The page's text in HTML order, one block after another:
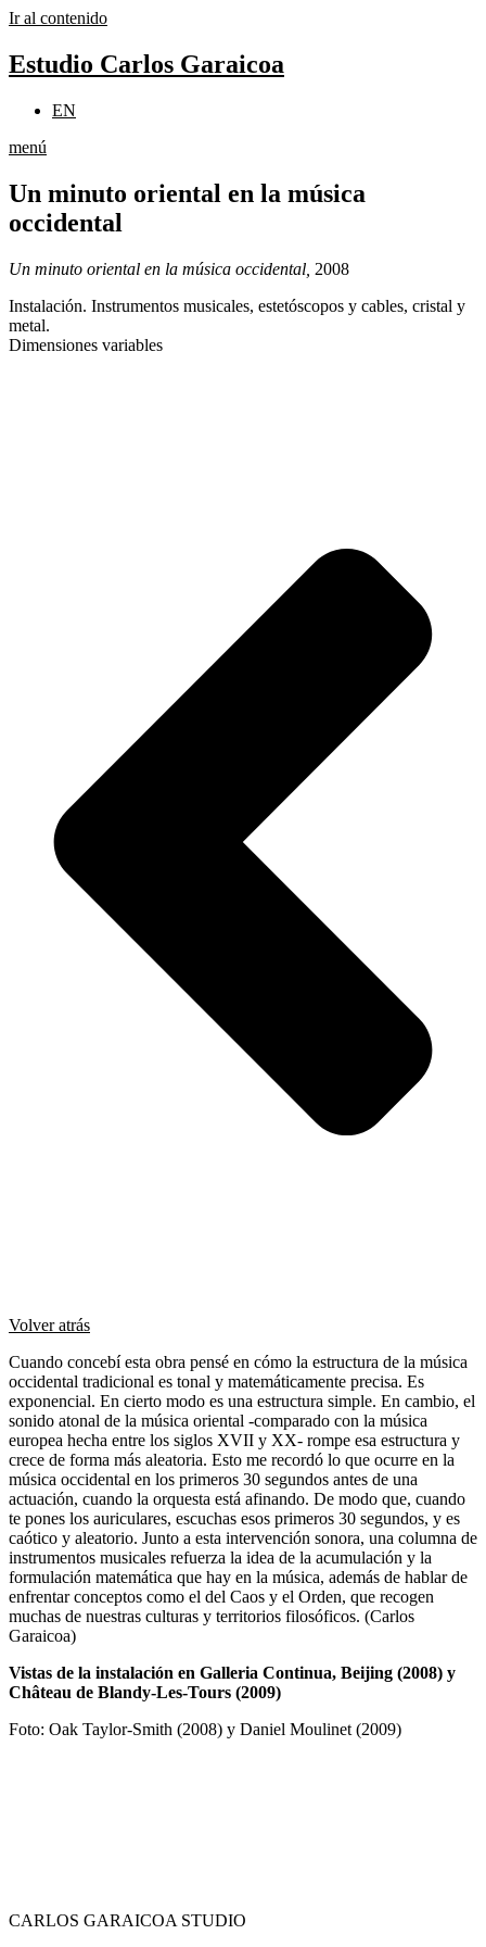
Ir al contenido
Estudio Carlos Garaicoa
EN
menú
Un minuto oriental en la música
occidental
Un minuto oriental en la música occidental, 2008
Instalación. Instrumentos musicales, estetóscopos y cables, cristal y
metal.
Dimensiones variables
Volver atrás
Cuando concebí esta obra pensé en cómo la estructura de la música
occidental tradicional es tonal y matemáticamente precisa. Es
exponencial. En cierto modo es una estructura simple. En cambio, el
sonido atonal de la música oriental -comparado con la música
europea hecha entre los siglos XVII y XX- rompe esa estructura y
crece de forma más aleatoria. Esto me recordó lo que ocurre en la
música occidental en los primeros 30 segundos antes de una
actuación, cuando la orquesta está afinando. De modo que, cuando
te pones los auriculares, escuchas esos primeros 30 segundos, y es
caótico y aleatorio. Junto a esta intervención sonora, una columna de
instrumentos musicales refuerza la idea de la acumulación y la
formulación matemática que hay en la música, además de hablar de
enfrentar conceptos como el del Caos y el Orden, que recogen
muchas de nuestras culturas y territorios filosóficos. (Carlos
Garaicoa)
Vistas de la instalación en Galleria Continua, Beijing (2008) y
Château de Blandy-Les-Tours (2009)
Foto: Oak Taylor-Smith (2008) y Daniel Moulinet (2009)
CARLOS GARAICOA STUDIO